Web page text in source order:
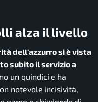
alza il livello
dell’azzurro si è vista
subito il servizio a
un quindici e ha
notevole incisività,